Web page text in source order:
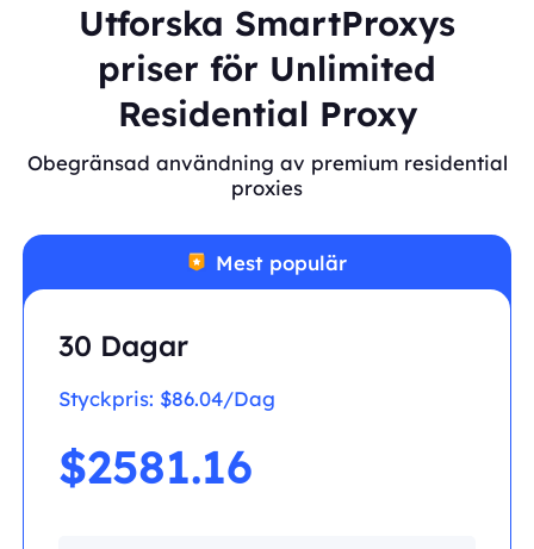
Utforska SmartProxys
priser för Unlimited
Residential Proxy
Obegränsad användning av premium residential
proxies
Mest populär
30 Dagar
Styckpris: $86.04/Dag
$2581.16